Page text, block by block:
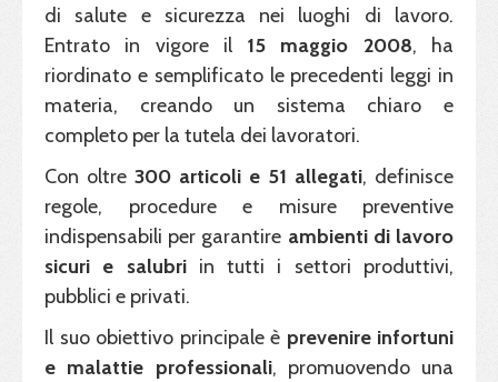
di salute e sicurezza nei luoghi di lavoro.
Entrato in vigore il 15 maggio 2008, ha
riordinato e semplificato le precedenti leggi in
materia, creando un sistema chiaro e
completo per la tutela dei lavoratori.
Con oltre 300 articoli e 51 allegati, definisce
regole, procedure e misure preventive
indispensabili per garantire ambienti di lavoro
sicuri e salubriin tutti i settori produttivi,
pubblici e privati.
Il suo obiettivo principale è prevenire infortuni
e malattie professionali, promuovendo una